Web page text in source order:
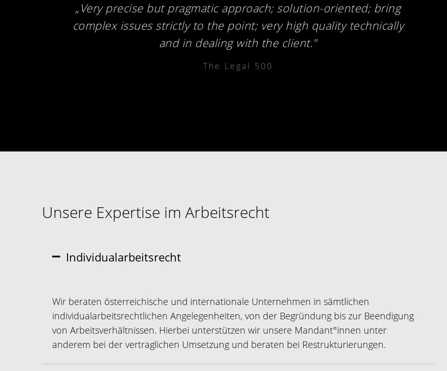
„Very precise but pragmatic approach; solution-oriented; bring
complex issues strictly to the point; very high quality technically
and in dealing with the client."
The Legal 500
Unsere Expertise im Arbeitsrecht
Individualarbeitsrecht
Wir beraten österreichische und internationale Unternehmen in sämtlichen
individualarbeitsrechtlichen Angelegenheiten, von der Begründung bis zur Beendigung
von Arbeitsverhältnissen. Hierbei unterstützen wir unsere Mandant°innen unter
anderem bei der vertraglichen Umsetzung und beraten bei Restrukturierungen.